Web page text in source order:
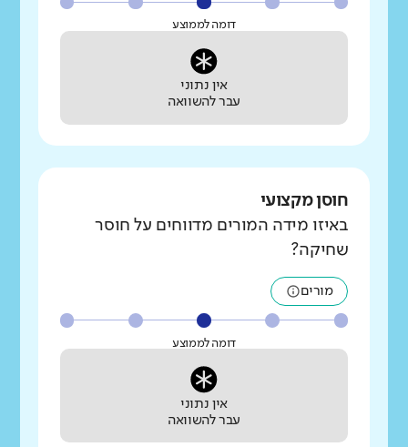
דומה לממוצע
אין נתוני
עבר להשוואה
חוסן מקצועי
באיזו מידה המורים מדווחים על חוסר
שחיקה?
מורים
דומה לממוצע
אין נתוני
עבר להשוואה